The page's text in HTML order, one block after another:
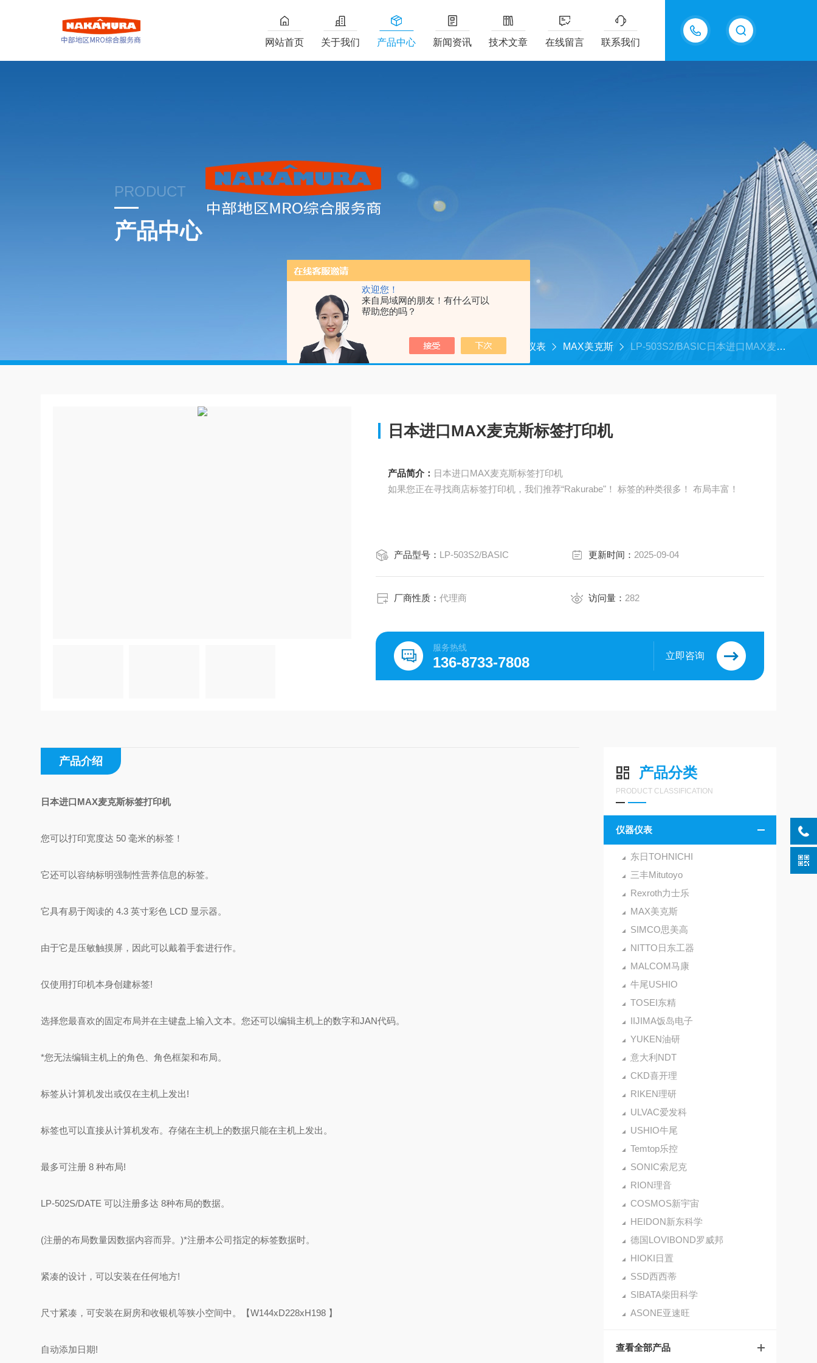
欢迎您！
来自局域网的朋友！有什么可以
帮助您的吗？
13687337808
网站首页 关于我们 产品中心 新闻资讯 技术文章 在线留言 联系我们
PRODUCT
产品中心
首页 产品中心 仪器仪表 MAX美克斯 LP-503S2/BASIC日本进口MAX麦克斯标签打印机
日本进口MAX麦克斯标签打印机
产品简介： 日本进口MAX麦克斯标签打印机
如果您正在寻找商店标签打印机，我们推荐“Rakurabe"！ 标签的种类很多！ 布局丰富！
产品型号： LP-503S2/BASIC 更新时间： 2025-09-04
厂商性质：代理商 访问量： 282
服务热线
136-8733-7808 立即咨询
产品分类
PRODUCT CLASSIFICATION
仪器仪表
东日TOHNICHI
三丰Mitutoyo
Rexroth力士乐
MAX美克斯
SIMCO思美高
NITTO日东工器
MALCOM马康
牛尾USHIO
TOSEI东精
IIJIMA饭岛电子
YUKEN油研
意大利NDT
CKD喜开理
RIKEN理研
ULVAC爱发科
USHIO牛尾
Temtop乐控
SONIC索尼克
RION理音
COSMOS新宇宙
HEIDON新东科学
德国LOVIBOND罗威邦
HIOKI日置
SSD西西蒂
SIBATA柴田科学
ASONE亚速旺
查看全部产品
产品介绍
日本进口MAX麦克斯标签打印机
您可以打印宽度达 50 毫米的标签！
它还可以容纳标明强制性营养信息的标签。
它具有易于阅读的 4.3 英寸彩色 LCD 显示器。
由于它是压敏触摸屏，因此可以戴着手套进行作。
仅使用打印机本身创建标签!
选择您最喜欢的固定布局并在主键盘上输入文本。您还可以编辑主机上的数字和JAN代码。
*您无法编辑主机上的角色、角色框架和布局。
标签从计算机发出或仅在主机上发出!
标签也可以直接从计算机发布。存储在主机上的数据只能在主机上发出。
最多可注册 8 种布局!
LP-502S/DATE 可以注册多达 8种布局的数据。
(注册的布局数量因数据内容而异。)*注册本公司指定的标签数据时。
紧凑的设计，可以安装在任何地方!
尺寸紧凑，可安装在厨房和收银机等狭小空间中。【W144xD228xH198 】
自动添加日期!